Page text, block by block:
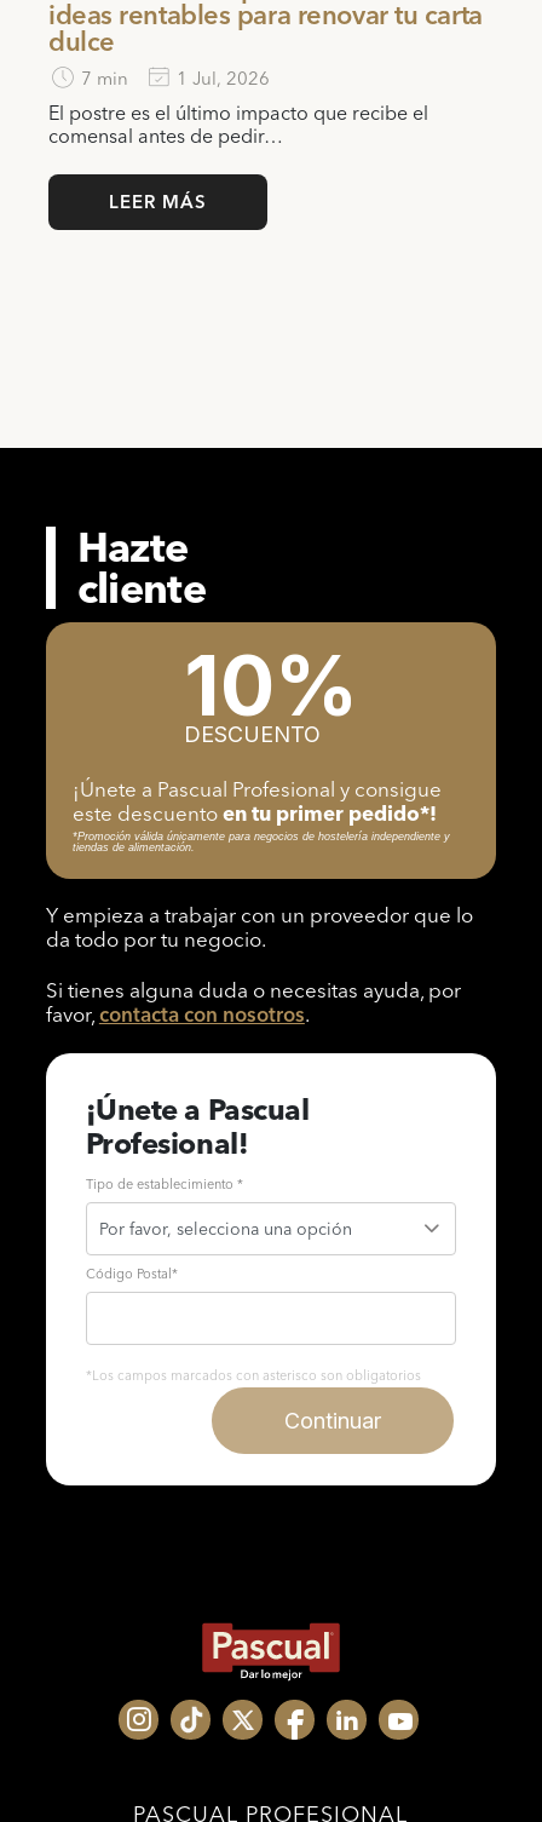
ideas rentables para renovar tu carta
dulce
7 min 1 Jul, 2026
El postre es el último impacto que recibe el
comensal antes de pedir…
LEER MÁS
Hazte
cliente
10%
DESCUENTO
¡Únete a Pascual Profesional y consigue
este descuentoen tu primer pedido*!
*Promoción válida únicamente para negocios de hostelería independiente y
tiendas de alimentación.
Y empieza a trabajar con un proveedor que lo
da todo por tu negocio.
Si tienes alguna duda o necesitas ayuda, por
favor, contacta con nosotros.
¡Únete a Pascual
Profesional!
Tipo de establecimiento *
Código Postal *
*Los campos marcados con asterisco son obligatorios
Continuar
PASCUAL PROFESIONAL